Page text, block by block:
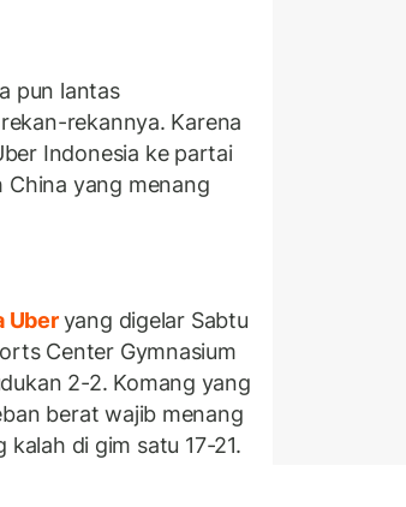
pun lantas
rekannya. Karena
Indonesia ke partai
China yang menang
Uberyang digelar Sabtu
Center Gymnasium
2-2. Komang yang
berat wajib menang
di gim satu 17-21.